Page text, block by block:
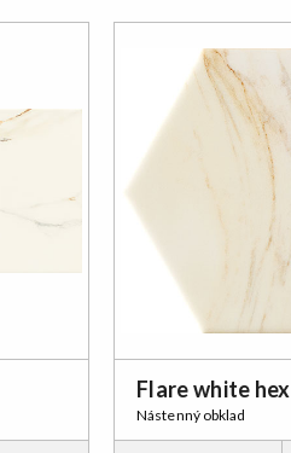
Flare white hex
Nástenný obklad